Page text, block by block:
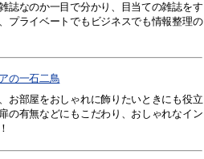
誌なのか一目で分かり、目当ての雑誌をす
プライベートでもビジネスでも情報整理の
の一石二鳥
お部屋をおしゃれに飾りたいときにも役立
の有無などにもこだわり、おしゃれなイン